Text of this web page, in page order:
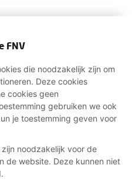
FNV
die noodzakelijk zijn om
Deze cookies
cookies geen
gebruiken we ook
je toestemming geven voor
zijn noodzakelijk voor de
de website. Deze kunnen niet